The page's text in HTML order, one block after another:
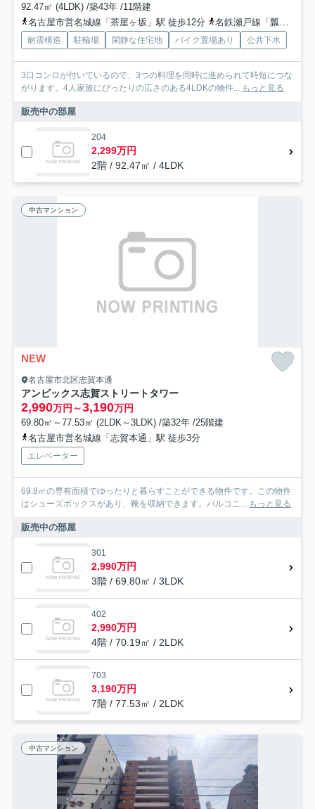
92.47㎡ (4LDK) /築43年 /11階建
名古屋市営名城線「茶屋ヶ坂」駅 徒歩12分
名鉄瀬戸線「瓢箪山」駅 徒歩17分
耐震構造 駐輪場 閑静な住宅地 バイク置場あり 公共下水
3口コンロが付いているので、3つの料理を同時に進められて時短につな
がります。4人家族にぴったりの広さのある4LDKの物件... もっと見る
販売中の部屋
204
2,299万円
2階 / 92.47㎡ / 4LDK
中古マンション
NEW
名古屋市北区志賀本通
アンビックス志賀ストリートタワー
2,990万円～3,190万円
69.80㎡～77.53㎡ (2LDK～3LDK) /築32年 /25階建
名古屋市営名城線「志賀本通」駅 徒歩3分
エレベーター
69.8㎡の専有面積でゆったりと暮らすことができる物件です。この物件
はシューズボックスがあり、靴を収納できます。バルコニ... もっと見る
販売中の部屋
301
2,990万円
3階 / 69.80㎡ / 3LDK
402
2,990万円
4階 / 70.19㎡ / 2LDK
703
3,190万円
7階 / 77.53㎡ / 2LDK
中古マンション